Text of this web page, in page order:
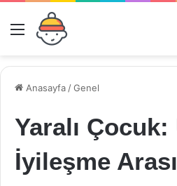
Menü
Anasayfa /Genel
Yaralı
İyileşme